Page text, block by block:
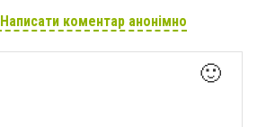
Написати коментар анонімно
🙂